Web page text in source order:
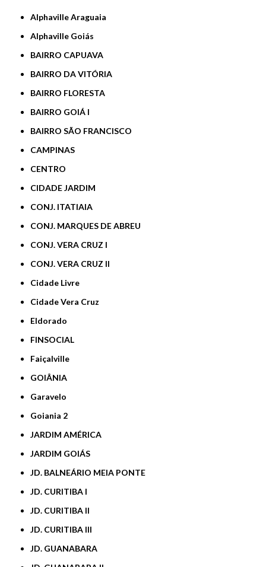
Alphaville Araguaia
Alphaville Goiás
BAIRRO CAPUAVA
BAIRRO DA VITÓRIA
BAIRRO FLORESTA
BAIRRO GOIÁ I
BAIRRO SÃO FRANCISCO
CAMPINAS
CENTRO
CIDADE JARDIM
CONJ. ITATIAIA
CONJ. MARQUES DE ABREU
CONJ. VERA CRUZ I
CONJ. VERA CRUZ II
Cidade Livre
Cidade Vera Cruz
Eldorado
FINSOCIAL
Faiçalville
GOIÂNIA
Garavelo
Goiania 2
JARDIM AMÉRICA
JARDIM GOIÁS
JD. BALNEÁRIO MEIA PONTE
JD. CURITIBA I
JD. CURITIBA II
JD. CURITIBA III
JD. GUANABARA